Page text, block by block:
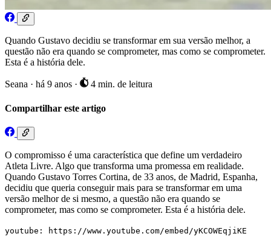
Quando Gustavo decidiu se transformar em sua versão melhor, a
questão não era quando se comprometer, mas como se comprometer.
Esta é a história dele.
Seana · há 9 anos · 4 min. de leitura
Compartilhar este artigo
O compromisso é uma característica que define um verdadeiro
Atleta Livre. Algo que transforma uma promessa em realidade.
Quando Gustavo Torres Cortina, de 33 anos, de Madrid, Espanha,
decidiu que queria conseguir mais para se transformar em uma
versão melhor de si mesmo, a questão não era quando se
comprometer, mas como se comprometer. Esta é a história dele.
youtube: https://www.youtube.com/embed/yKCOWEqjiKE